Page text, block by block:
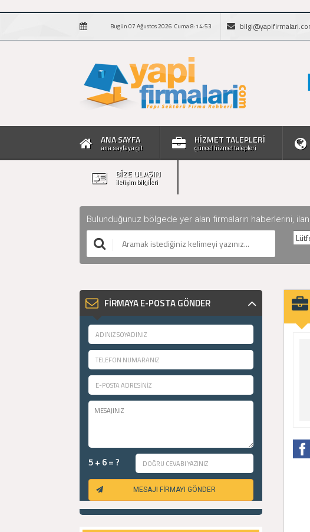
Bugün 07 Ağustos 2026 Cuma 8:14:54
ANA SAYFA
ana sayfaya git
HİZMET TALEPLERİ
güncel hizmet talepleri
BİZE ULAŞIN
iletişim bilgileri
Bulunduğunuz bölgede yer alan firmaların haberlerini,
FİRMAYA E-POSTA GÖNDER
5 + 6 = ?
MESAJI FİRMAYI GÖNDER